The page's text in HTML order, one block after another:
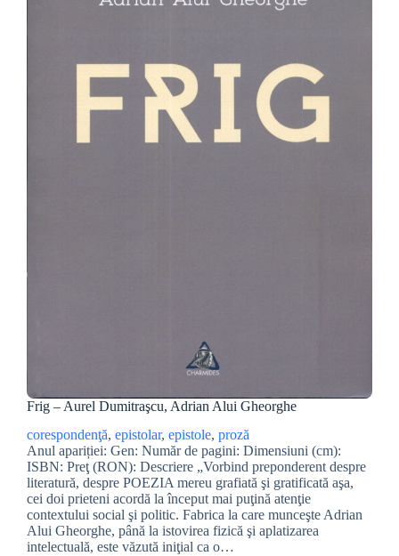
Frig – Aurel Dumitraşcu, Adrian Alui Gheorghe
corespondenţă, epistolar, epistole, proză
Anul apariției: Gen: Număr de pagini: Dimensiuni (cm):
ISBN: Preţ (RON): Descriere „Vorbind preponderent despre
literatură, despre POEZIA mereu grafiată şi gratificată aşa,
cei doi prieteni acordă la început mai puţină atenţie
contextului social şi politic. Fabrica la care munceşte Adrian
Alui Gheorghe, până la istovirea fizică şi aplatizarea
intelectuală, este văzută iniţial ca o…